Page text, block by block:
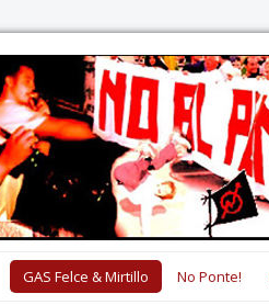
GAS Felce & Mirtillo No Ponte!